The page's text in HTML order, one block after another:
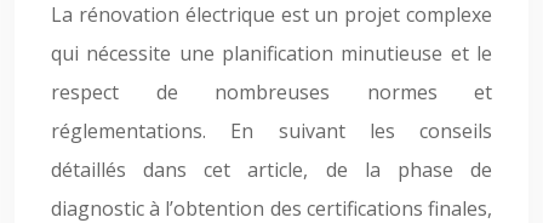
La rénovation électrique est un projet complexe
qui nécessite une planification minutieuse et le
respect de nombreuses normes et
réglementations. En suivant les conseils
détaillés dans cet article, de la phase de
diagnostic à l’obtention des certifications finales,